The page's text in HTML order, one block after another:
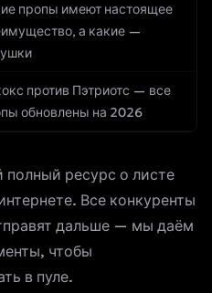
пропы имеют настоящее
а какие —
против Пэтриотс — все
обновлены на 2026
ресурс о листе
Все конкуренты
дальше — мы даём
чтобы
в пуле.